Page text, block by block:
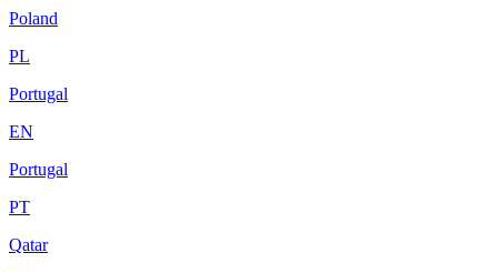
Poland
PL
Portugal
EN
Portugal
PT
Qatar